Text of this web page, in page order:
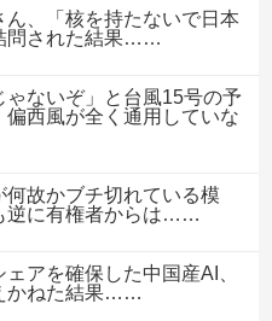
、「核を持たないで日本
問された結果……
ゃないぞ」と台風15号の予
西風が全く通用していな
故かブチ切れている模
逆に有権者からは……
アを確保した中国産AI、
かねた結果……